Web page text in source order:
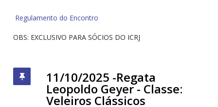
Regulamento do Encontro
OBS: EXCLUSIVO PARA SÓCIOS DO ICRJ
11/10/2025 -Regata
Leopoldo Geyer - Classe:
Veleiros Clássicos